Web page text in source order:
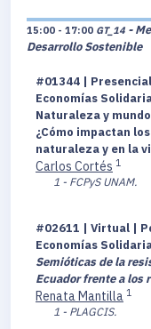
15:00 - 17:00 GT_14 -
Desarrollo Sostenible
#01344 |
Economías
Naturaleza y
¿Cómo impactan
naturaleza y en la
Carlos Cortés 1
1 - FCPyS UNAM.
#02611 | Virtual |
Economías
Semióticas de la
Ecuador frente a los
Renata Mantilla 1
1 - PLAGCIS.